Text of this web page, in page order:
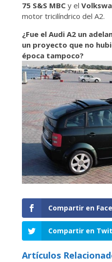
75 S&S MBCy el
motor tricilíndrico del A2.
¿Fue el Audi A2 un
un proyecto que no
época tampoco?
Compartir en
Compartir en
Artículos